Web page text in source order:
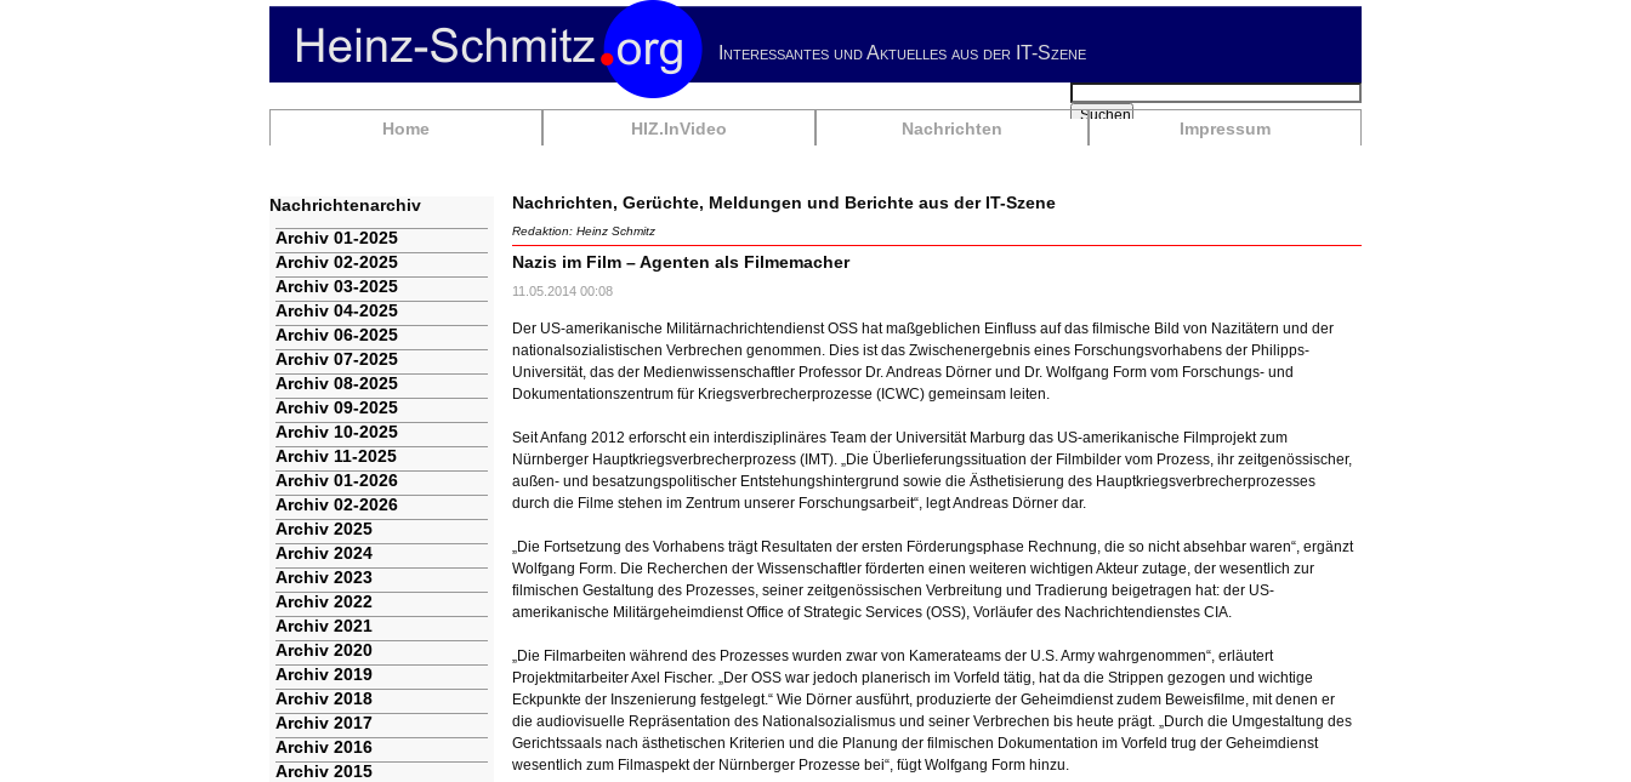
Interessantes und Aktuelles aus der IT-Szene
Navigation
Home HIZ.InVideo Nachrichten Impressum
Suchbegriffe
Suchen
Nachrichten, Gerüchte, Meldungen und Berichte aus der IT-Szene
Redaktion: Heinz Schmitz
Nazis im Film – Agenten als Filmemacher
11.05.2014 00:08
Der US-amerikanische Militärnachrichtendienst OSS hat maßgeblichen Einfluss auf das filmische Bild von Nazitätern und der
nationalsozialistischen Verbrechen genommen. Dies ist das Zwischenergebnis eines Forschungsvorhabens der Philipps-
Universität, das der Medienwissenschaftler Professor Dr. Andreas Dörner und Dr. Wolfgang Form vom Forschungs- und
Dokumentationszentrum für Kriegsverbrecherprozesse (ICWC) gemeinsam leiten.
Seit Anfang 2012 erforscht ein interdisziplinäres Team der Universität Marburg das US-amerikanische Filmprojekt zum
Nürnberger Hauptkriegsverbrecherprozess (IMT). „Die Überlieferungssituation der Filmbilder vom Prozess, ihr zeitgenössischer,
außen- und besatzungspolitischer Entstehungshintergrund sowie die Ästhetisierung des Hauptkriegsverbrecherprozesses
durch die Filme stehen im Zentrum unserer Forschungsarbeit“, legt Andreas Dörner dar.
„Die Fortsetzung des Vorhabens trägt Resultaten der ersten Förderungsphase Rechnung, die so nicht absehbar waren“, ergänzt
Wolfgang Form. Die Recherchen der Wissenschaftler förderten einen weiteren wichtigen Akteur zutage, der wesentlich zur
filmischen Gestaltung des Prozesses, seiner zeitgenössischen Verbreitung und Tradierung beigetragen hat: der US-
amerikanische Militärgeheimdienst Office of Strategic Services (OSS), Vorläufer des Nachrichtendienstes CIA.
„Die Filmarbeiten während des Prozesses wurden zwar von Kamerateams der U.S. Army wahrgenommen“, erläutert
Projektmitarbeiter Axel Fischer. „Der OSS war jedoch planerisch im Vorfeld tätig, hat da die Strippen gezogen und wichtige
Eckpunkte der Inszenierung festgelegt.“ Wie Dörner ausführt, produzierte der Geheimdienst zudem Beweisfilme, mit denen er
die audiovisuelle Repräsentation des Nationalsozialismus und seiner Verbrechen bis heute prägt. „Durch die Umgestaltung des
Gerichtssaals nach ästhetischen Kriterien und die Planung der filmischen Dokumentation im Vorfeld trug der Geheimdienst
wesentlich zum Filmaspekt der Nürnberger Prozesse bei“, fügt Wolfgang Form hinzu.
Nachrichtenarchiv
Navigation
überspringen
Archiv 01-2025
Archiv 02-2025
Archiv 03-2025
Archiv 04-2025
Archiv 06-2025
Archiv 07-2025
Archiv 08-2025
Archiv 09-2025
Archiv 10-2025
Archiv 11-2025
Archiv 01-2026
Archiv 02-2026
Archiv 2025
Archiv 2024
Archiv 2023
Archiv 2022
Archiv 2021
Archiv 2020
Archiv 2019
Archiv 2018
Archiv 2017
Archiv 2016
Archiv 2015